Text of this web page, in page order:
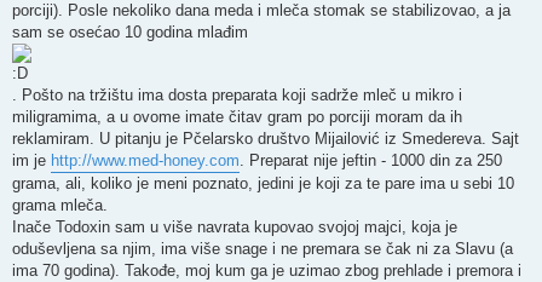
porciji). Posle nekoliko dana meda i mleča stomak se stabilizovao, a ja
sam se osećao 10 godina mlađim
. Pošto na tržištu ima dosta preparata koji sadrže mleč u mikro i
miligramima, a u ovome imate čitav gram po porciji moram da ih
reklamiram. U pitanju je Pčelarsko društvo Mijailović iz Smedereva. Sajt
im je http://www.med-honey.com. Preparat nije jeftin - 1000 din za 250
grama, ali, koliko je meni poznato, jedini je koji za te pare ima u sebi 10
grama mleča.
Inače Todoxin sam u više navrata kupovao svojoj majci, koja je
oduševljena sa njim, ima više snage i ne premara se čak ni za Slavu (a
ima 70 godina). Takođe, moj kum ga je uzimao zbog prehlade i premora i